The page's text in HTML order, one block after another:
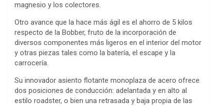
magnesio y los colectores.
Otro avance que la hace más ágil es el ahorro de 5 kilos
respecto de la Bobber, fruto de la incorporación de
diversos componentes más ligeros en el interior del motor
y otras piezas tales como la batería, el escape y la
carrocería.
Su innovador asiento flotante monoplaza de acero ofrece
dos posiciones de conducción: adelantada y en alto al
estilo roadster, o bien una retrasada y baja propia de las